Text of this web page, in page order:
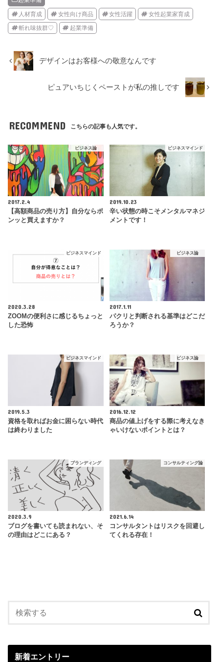
人材育成 女性向け商品 女性活躍 女性起業家育成
斬れ味抜群♡ 起業準備
デザインはお客様への敬意なんです
ピュアいちじくペーストが私の推しです
RECOMMEND こちらの記事も人気です。
ビジネス論
2017.2.4
【高額商品の売り方】自分ならポ
ンッと買えますか？
ビジネスマインド
2019.10.23
辛い状態の時こそメンタルマネジ
メントです！
ビジネスマインド
2020.3.28
ZOOMの便利さに感じるちょっと
した恐怖
ビジネス論
2017.1.11
パクリと判断される基準はどこだ
ろうか？
ビジネスマインド
2019.5.3
資格を取ればお金に困らない時代
は終わりました
ビジネス論
2016.12.12
商品の値上げをする際に考えなき
ゃいけないポイントとは？
ブランディング
2020.3.9
ブログを書いても読まれない、そ
の理由はどこにある？
コンサルティング論
2021.6.14
コンサルタントはリスクを回避し
てくれる存在！
新着エントリー